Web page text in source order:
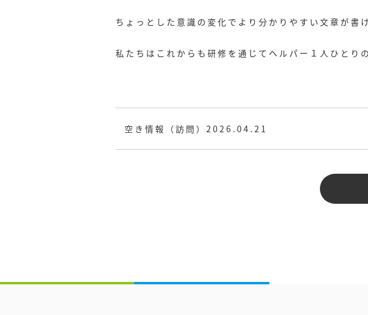
ちょっとした意識の変化でより分かりやすい文章が書
私たちはこれからも研修を通じてヘルパー１人ひとり
空き情報（訪問）2026.04.21